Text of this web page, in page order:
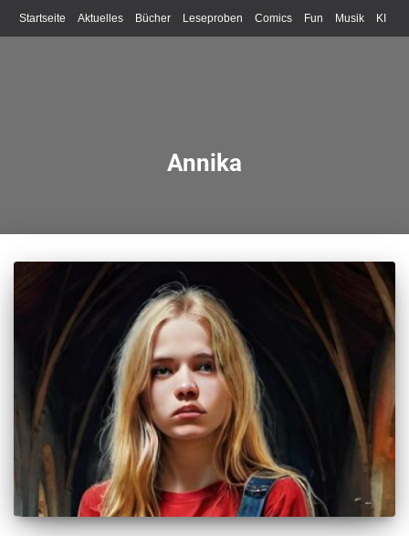
Startseite Aktuelles Bücher Leseproben Comics Fun Musik KI
Annika